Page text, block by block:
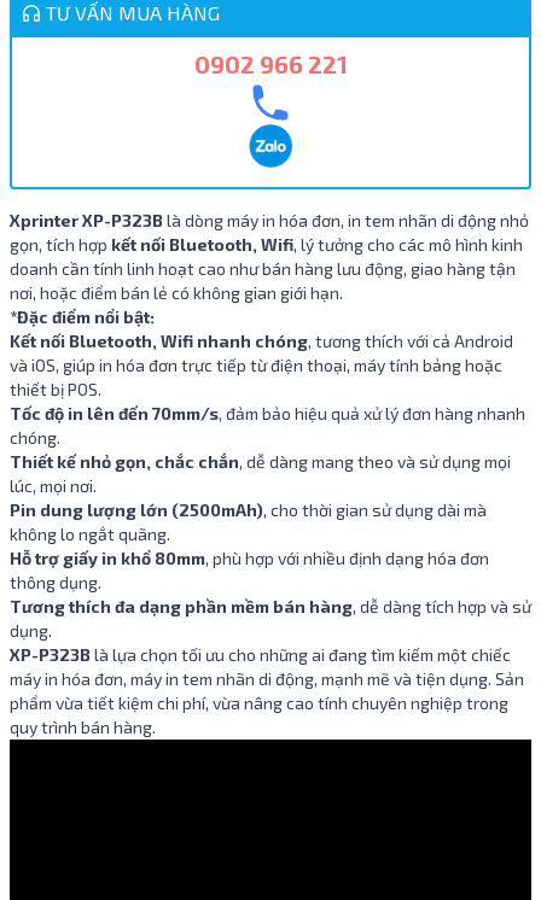
TƯ VẤN MUA HÀNG
0902 966 221
Xprinter XP-P323Blà dòng máy in hóa đơn, in tem nhãn di động nhỏ
gọn, tích hợp kết nối Bluetooth, Wifi, lý tưởng cho các mô hình kinh
doanh cần tính linh hoạt cao như bán hàng lưu động, giao hàng tận
nơi, hoặc điểm bán lẻ có không gian giới hạn.
*Đặc điểm nổi bật:
Kết nối Bluetooth, Wifi nhanh chóng, tương thích với cả Android
và iOS, giúp in hóa đơn trực tiếp từ điện thoại, máy tính bảng hoặc
thiết bị POS.
Tốc độ in lên đến 70mm/s, đảm bảo hiệu quả xử lý đơn hàng nhanh
chóng.
Thiết kế nhỏ gọn, chắc chắn, dễ dàng mang theo và sử dụng mọi
lúc, mọi nơi.
Pin dung lượng lớn (2500mAh), cho thời gian sử dụng dài mà
không lo ngắt quãng.
Hỗ trợ giấy in khổ 80mm, phù hợp với nhiều định dạng hóa đơn
thông dụng.
Tương thích đa dạng phần mềm bán hàng, dễ dàng tích hợp và sử
dụng.
XP-P323Blà lựa chọn tối ưu cho những ai đang tìm kiếm một chiếc
máy in hóa đơn, máy in tem nhãn di động, mạnh mẽ và tiện dụng. Sản
phẩm vừa tiết kiệm chi phí, vừa nâng cao tính chuyên nghiệp trong
quy trình bán hàng.